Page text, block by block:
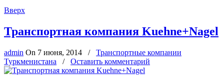
Вверх
Транспортная компания Kuehne+Nagel
admin On 7 июня, 2014 /
Транспортные компании
Туркменистана
/ Оставить комментарий